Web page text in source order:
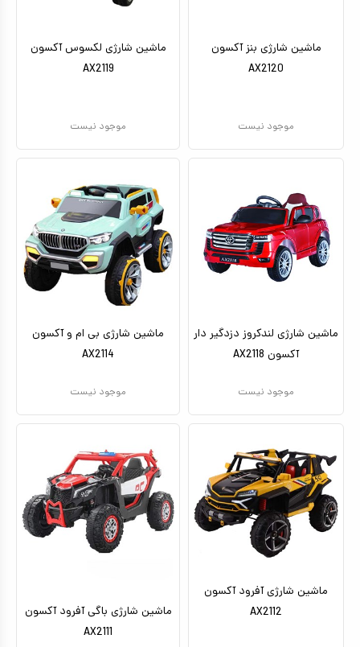
ماشین شارژی بنز آکسون
AX2120
موجود نیست
ماشین شارژی لکسوس آکسون
AX2119
موجود نیست
ماشین شارژی لندکروز دزدگیر دار
آکسون AX2118
موجود نیست
ماشین شارژی بی ام و آکسون
AX2114
موجود نیست
ماشین شارژی آفرود آکسون
AX2112
ماشین شارژی باگی آفرود آکسون
AX2111